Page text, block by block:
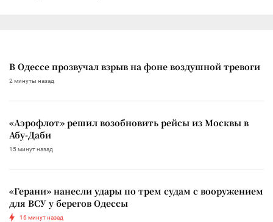
В Одессе прозвучал взрыв на фоне воздушной тревоги
2 минуты назад
«Аэрофлот» решил возобновить рейсы из Москвы в
Абу-Даби
15 минут назад
«Герани» нанесли удары по трем судам с вооружением
для ВСУ у берегов Одессы
16 минут назад